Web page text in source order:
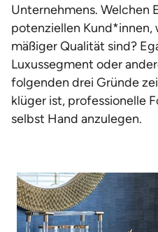
Unternehmens. Welchen
potenziellen Kund*innen,
mäßiger Qualität sind?
Luxussegment oder
folgenden drei Gründe
klüger ist, professionelle
selbst Hand anzulegen.